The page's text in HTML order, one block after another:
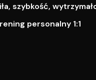
szybkość,
personalny 1:1